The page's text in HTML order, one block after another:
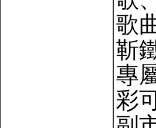
歌
靳
專
彩